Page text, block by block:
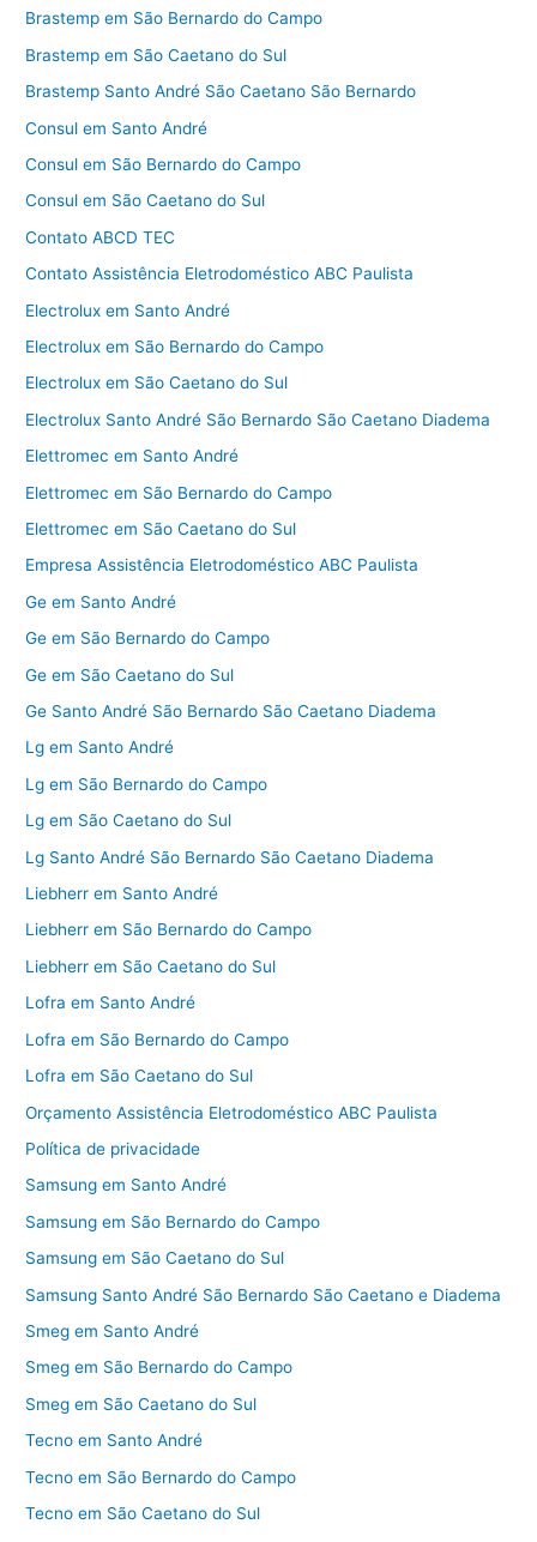
Brastemp em São Bernardo do Campo
Brastemp em São Caetano do Sul
Brastemp Santo André São Caetano São Bernardo
Consul em Santo André
Consul em São Bernardo do Campo
Consul em São Caetano do Sul
Contato ABCD TEC
Contato Assistência Eletrodoméstico ABC Paulista
Electrolux em Santo André
Electrolux em São Bernardo do Campo
Electrolux em São Caetano do Sul
Electrolux Santo André São Bernardo São Caetano Diadema
Elettromec em Santo André
Elettromec em São Bernardo do Campo
Elettromec em São Caetano do Sul
Empresa Assistência Eletrodoméstico ABC Paulista
Ge em Santo André
Ge em São Bernardo do Campo
Ge em São Caetano do Sul
Ge Santo André São Bernardo São Caetano Diadema
Lg em Santo André
Lg em São Bernardo do Campo
Lg em São Caetano do Sul
Lg Santo André São Bernardo São Caetano Diadema
Liebherr em Santo André
Liebherr em São Bernardo do Campo
Liebherr em São Caetano do Sul
Lofra em Santo André
Lofra em São Bernardo do Campo
Lofra em São Caetano do Sul
Orçamento Assistência Eletrodoméstico ABC Paulista
Política de privacidade
Samsung em Santo André
Samsung em São Bernardo do Campo
Samsung em São Caetano do Sul
Samsung Santo André São Bernardo São Caetano e Diadema
Smeg em Santo André
Smeg em São Bernardo do Campo
Smeg em São Caetano do Sul
Tecno em Santo André
Tecno em São Bernardo do Campo
Tecno em São Caetano do Sul